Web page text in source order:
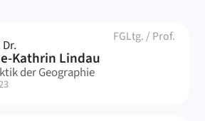
Kathrin Lindau
FGLtg. / Prof.
der Geographie